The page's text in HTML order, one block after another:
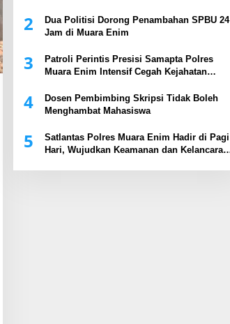
2
Dua Politisi Dorong Penambahan SPBU 24
Jam di Muara Enim
3
Patroli Perintis Presisi Samapta Polres
Muara Enim Intensif Cegah Kejahatan
4
Dosen Pembimbing Skripsi Tidak Boleh
Menghambat Mahasiswa
5
Satlantas Polres Muara Enim Hadir di Pagi
Hari, Wujudkan Keamanan dan Kelancaran